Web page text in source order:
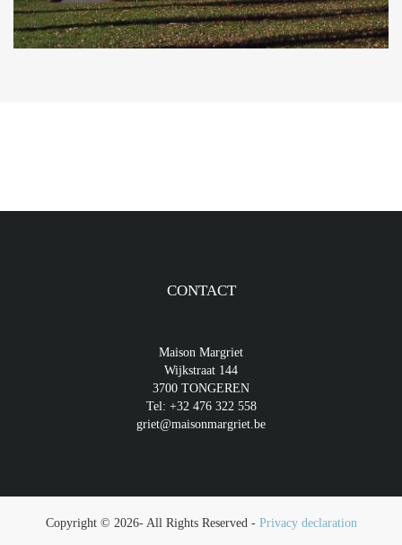
CONTACT
Maison Margriet
Wijkstraat 144
3700 TONGEREN
Tel: +32 476 322 558
griet@maisonmargriet.be
Copyright © 2026- All Rights Reserved - Privacy declaration